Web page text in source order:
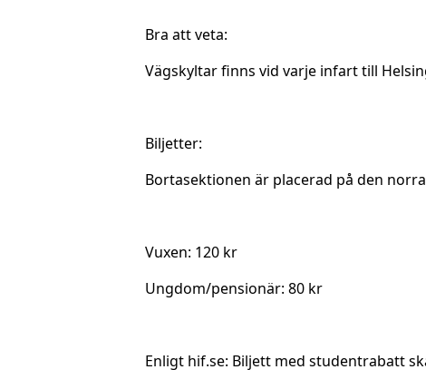
Bra att veta:
Vägskyltar finns vid varje infart till
Biljetter:
Bortasektionen är placerad på den
Vuxen: 120 kr
Ungdom/pensionär: 80 kr
Enligt hif.se: Biljett med studentrabatt